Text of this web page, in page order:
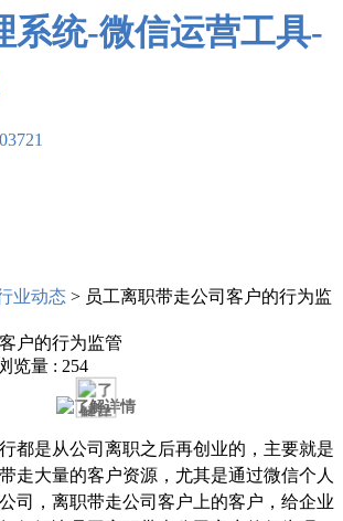
业动态 > 员工离职带走公司客户的行为监
户的行为监管
览量 : 254
都是从公司离职之后再创业的， 主要就是
走大量的客户资源，尤其是通过微信个人
司
， 离职带走公司客户上的客户 ，给企业